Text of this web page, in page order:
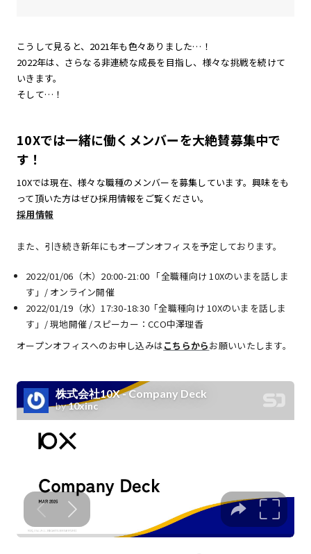
こうして見ると、2021年も色々ありました…！
2022年は、さらなる非連続な成長を目指し、様々な挑戦を続けて
いきます。
そして…！
10Xでは一緒に働くメンバーを大絶賛募集中で
す！
10Xでは現在、様々な職種のメンバーを募集しています。興味をも
って頂いた方はぜひ採用情報をご覧ください。
採用情報
また、引き続き新年にもオープンオフィスを予定しております。
2022/01/06（木）20:00-21:00 「全職種向け 10Xのいまを話しま
す」/ オンライン開催
2022/01/19（水）17:30-18:30「全職種向け 10Xのいまを話しま
す」/ 現地開催 /スピーカー：CCO中澤理香
オープンオフィスへのお申し込みはこちらからお願いいたします。